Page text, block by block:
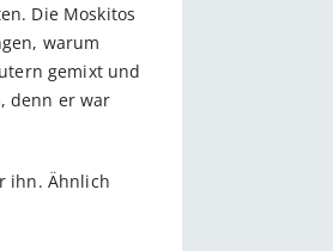
Die Moskitos
warum
gemixt und
denn er war
ihn. Ähnlich